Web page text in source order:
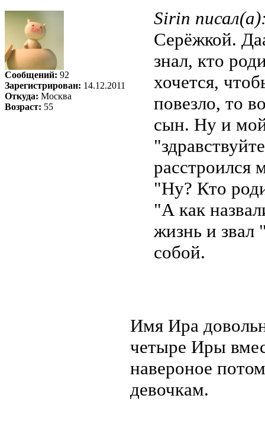
Сообщений: 92
Зарегистрирован: 14.12.2011
Откуда: Москва
Возраст: 55
Sirin
Серёжкой.
знал, кто
хочется,
повезло, то
сын. Ну и
расстроился
"Ну? Кто
"А как
жизнь и звал
собой.
Имя Ира
четыре Иры
навероное
девочкам.